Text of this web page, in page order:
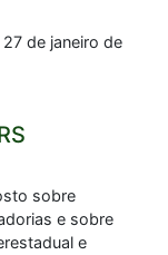
de janeiro de
sobre
e sobre
e